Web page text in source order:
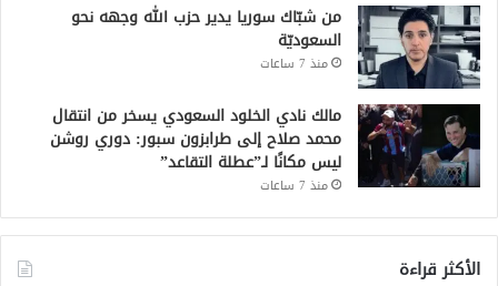
من شبّاك سوريا يدير حزب الله وجهه نحو
السعوديّة
منذ 7 ساعات
مالك نادي الخلود السعودي يسخر من انتقال
محمد صلاح إلى طرابزون سبور: دوري روشن
ليس مكانًا لـ”عطلة التقاعد”
منذ 7 ساعات
الأكثر قراءة